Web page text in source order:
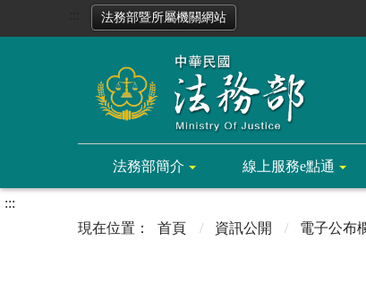
法務部暨所屬機關網站
法務部簡介 線上服務e點通
:::
首頁
資訊公開 電子公布